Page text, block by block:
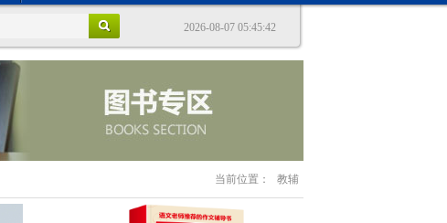
2026-08-07 05:45:42
当前位置： 教辅